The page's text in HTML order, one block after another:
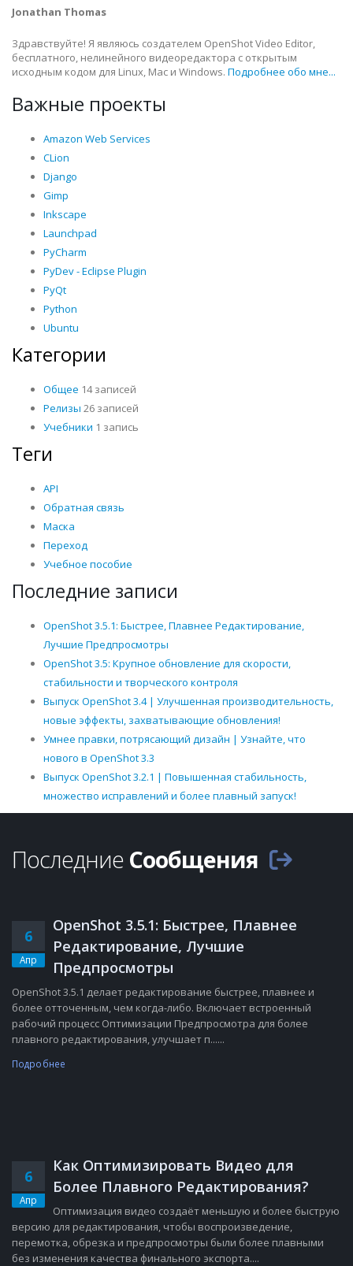
Jonathan Thomas
Здравствуйте! Я являюсь создателем OpenShot Video Editor,
бесплатного, нелинейного видеоредактора с открытым
исходным кодом для Linux, Mac и Windows. Подробнее обо мне...
Важные проекты
Amazon Web Services
CLion
Django
Gimp
Inkscape
Launchpad
PyCharm
PyDev - Eclipse Plugin
PyQt
Python
Ubuntu
Категории
Общее 14 записей
Релизы 26 записей
Учебники 1 запись
Теги
API
Обратная связь
Маска
Переход
Учебное пособие
Последние записи
OpenShot 3.5.1: Быстрее, Плавнее Редактирование,
Лучшие Предпросмотры
OpenShot 3.5: Крупное обновление для скорости,
стабильности и творческого контроля
Выпуск OpenShot 3.4 | Улучшенная производительность,
новые эффекты, захватывающие обновления!
Умнее правки, потрясающий дизайн | Узнайте, что
нового в OpenShot 3.3
Выпуск OpenShot 3.2.1 | Повышенная стабильность,
множество исправлений и более плавный запуск!
Последние Сообщения
6
Апр
OpenShot 3.5.1: Быстрее, Плавнее
Редактирование, Лучшие
Предпросмотры
OpenShot 3.5.1 делает редактирование быстрее, плавнее и
более отточенным, чем когда-либо. Включает встроенный
рабочий процесс Оптимизации Предпросмотра для более
плавного редактирования, улучшает п......
Подробнее
6
Апр
Как Оптимизировать Видео для
Более Плавного Редактирования?
Оптимизация видео создаёт меньшую и более быструю
версию для редактирования, чтобы воспроизведение,
перемотка, обрезка и предпросмотры были более плавными
без изменения качества финального экспорта....